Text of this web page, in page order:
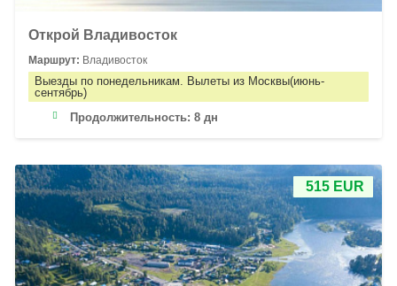
Открой Владивосток
Маршрут: Владивосток
Выезды по понедельникам. Вылеты из Москвы(июнь-
сентябрь)
Продолжительность: 8 дн
515 EUR